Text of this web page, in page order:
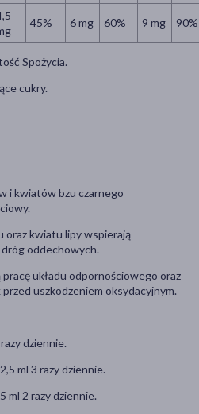
45% 6 mg 60% 9 mg 90%
Spożycia.
cukry.
i kwiatów bzu czarnego
oraz kwiatu lipy wspierają
oddechowych.
układu odpornościowego oraz
uszkodzeniem oksydacyjnym.
dziennie.
ml 3 razy dziennie.
ml 2 razy dziennie.